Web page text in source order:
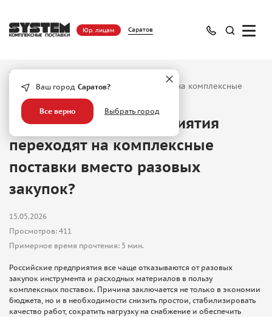
Ваш город Саратов?
Все верно Выбрать город
Юр. лицам Саратов
Главная
Почему сейчас предприятия переходят на комплексные
поставки вместо разовых закупок?
Почему сейчас предприятия
переходят на комплексные
поставки вместо разовых
закупок?
15.05.2026
Просмотров: 411
Примерное время прочтения: 5 мин.
Российские предприятия все чаще отказываются от разовых
закупок инструмента и расходных материалов в пользу
комплексных поставок. Причина заключается не только в экономии
бюджета, но и в необходимости снизить простои, стабилизировать
качество работ, сократить нагрузку на снабжение и обеспечить